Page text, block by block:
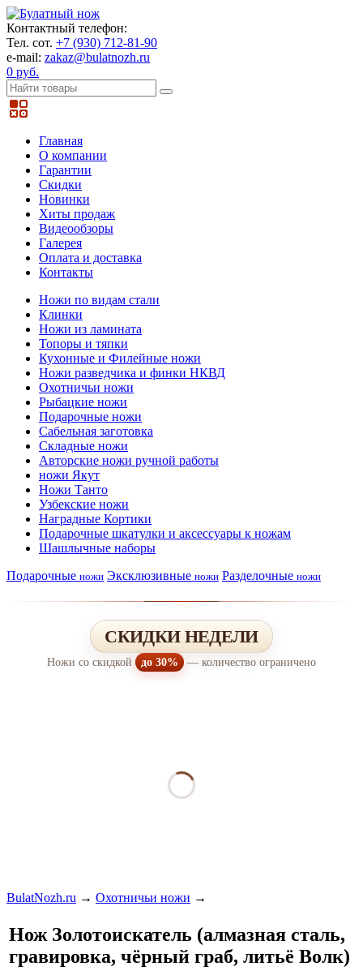
Контактный телефон:
Тел. сот. +7 (930) 712-81-90
e-mail: zakaz@bulatnozh.ru
0 руб.
Главная
О компании
Гарантии
Скидки
Новинки
Хиты продаж
Видеообзоры
Галерея
Оплата и доставка
Контакты
Ножи по видам стали
Клинки
Ножи из ламината
Топоры и тяпки
Кухонные и Филейные ножи
Ножи разведчика и финки НКВД
Охотничьи ножи
Рыбацкие ножи
Подарочные ножи
Сабельная заготовка
Складные ножи
Авторские ножи ручной работы
ножи Якут
Ножи Танто
Узбекские ножи
Наградные Кортики
Подарочные шкатулки и аксессуары к ножам
Шашлычные наборы
Подарочные ножи Эксклюзивные ножи Разделочные ножи
СКИДКИ НЕДЕЛИ
Ножи со скидкой до 30% — количество ограничено
BulatNozh.ru → Охотничьи ножи →
Нож Золотоискатель (алмазная сталь,
гравировка, чёрный граб, литьё Волк)